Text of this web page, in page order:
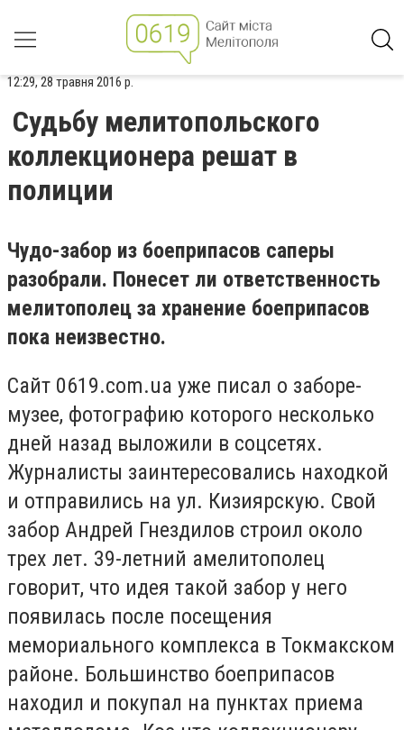
12:29, 28 травня 2016 р.
Судьбу мелитопольского
коллекционера решат в
полиции
Чудо-забор из боеприпасов саперы
разобрали. Понесет ли ответственность
мелитополец за хранение боеприпасов
пока неизвестно.
Сайт 0619.com.ua уже писал о заборе-
музее, фотографию которого несколько
дней назад выложили в соцсетях.
Журналисты заинтересовались находкой
и отправились на ул. Кизиярскую. Свой
забор Андрей Гнездилов строил около
трех лет. 39-летний амелитополец
говорит, что идея такой забор у него
появилась после посещения
мемориального комплекса в Токмакском
районе. Большинство боеприпасов
находил и покупал на пунктах приема